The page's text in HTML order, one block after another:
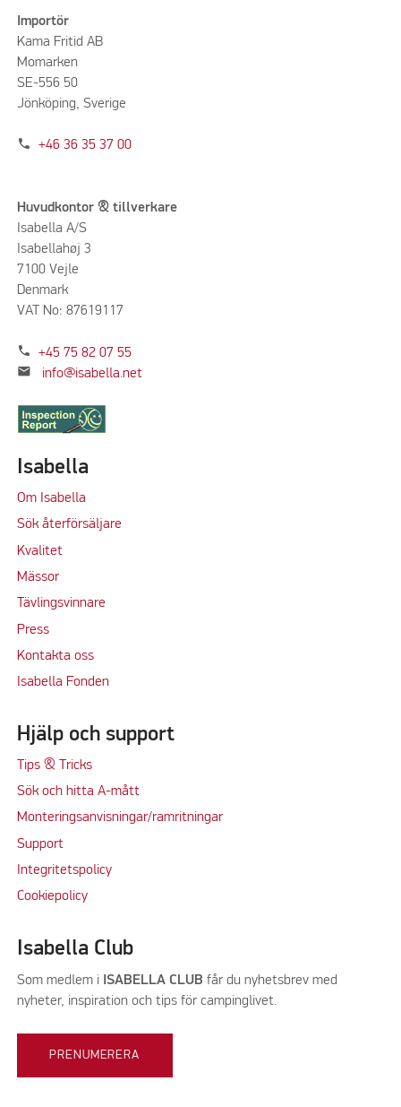
Importör
Kama Fritid AB
Momarken
SE-556 50
Jönköping, Sverige
phone +46 36 35 37 00
Huvudkontor & tillverkare
Isabella A/S
Isabellahøj 3
7100 Vejle
Denmark
VAT No: 87619117
phone +45 75 82 07 55
mail info@isabella.net
Isabella
Om Isabella
Sök återförsäljare
Kvalitet
Mässor
Tävlingsvinnare
Press
Kontakta oss
Isabella Fonden
Hjälp och support
Tips & Tricks
Sök och hitta A-mått
Monteringsanvisningar/ramritningar
Support
Integritetspolicy
Cookiepolicy
Isabella Club
Som medlem i ISABELLA CLUB får du nyhetsbrev med
nyheter, inspiration och tips för campinglivet.
PRENUMERERA